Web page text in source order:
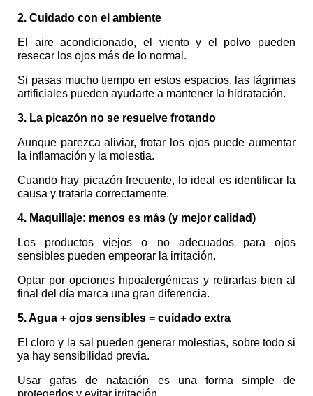
2. Cuidado con el ambiente
El aire acondicionado, el viento y el polvo pueden
resecar los ojos más de lo normal.
Si pasas mucho tiempo en estos espacios, las lágrimas
artificiales pueden ayudarte a mantener la hidratación.
3. La picazón no se resuelve frotando
Aunque parezca aliviar, frotar los ojos puede aumentar
la inflamación y la molestia.
Cuando hay picazón frecuente, lo ideal es identificar la
causa y tratarla correctamente.
4. Maquillaje: menos es más (y mejor calidad)
Los productos viejos o no adecuados para ojos
sensibles pueden empeorar la irritación.
Optar por opciones hipoalergénicas y retirarlas bien al
final del día marca una gran diferencia.
5. Agua + ojos sensibles = cuidado extra
El cloro y la sal pueden generar molestias, sobre todo si
ya hay sensibilidad previa.
Usar gafas de natación es una forma simple de
protegerlos y evitar irritación.